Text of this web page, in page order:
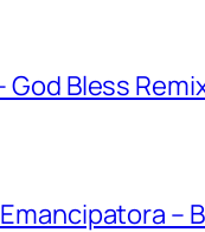
God Bless
–